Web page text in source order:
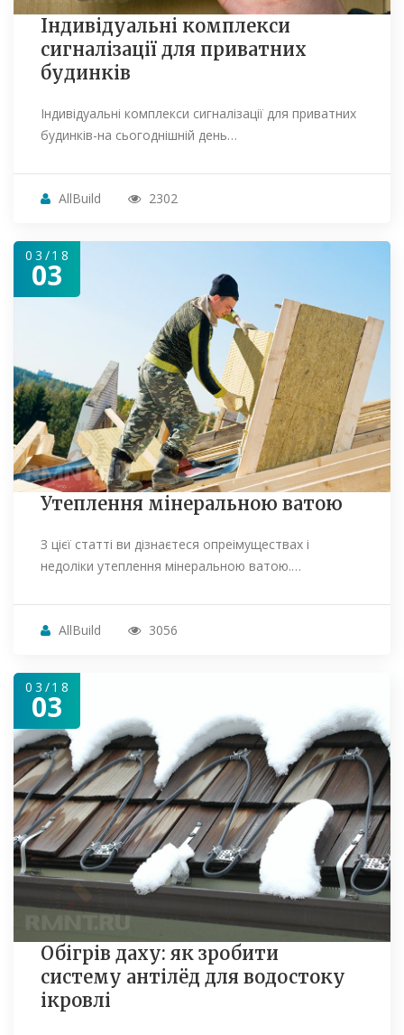
Індивідуальні комплекси
сигналізації для приватних
будинків
Індивідуальні комплекси сигналізації для приватних
будинків-на сьогоднішній день…
AllBuild 2302
03/18
03
Утеплення мінеральною ватою
З цієї статті ви дізнаєтеся опреімуществах і
недоліки утеплення мінеральною ватою.…
AllBuild 3056
03/18
03
Обігрів даху: як зробити
систему антілёд для водостоку
ікровлі